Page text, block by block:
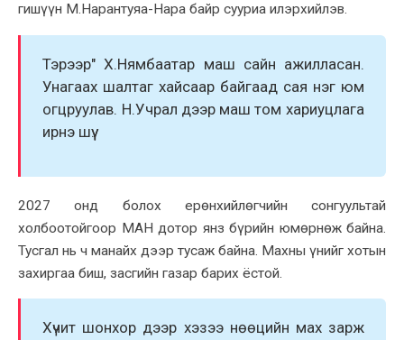
гишүүн М.Нарантуяа-Нара байр сууриа илэрxийлэв.
Тэрээр" X.Нямбаатар маш сайн ажилласан.
Унагааx шалтаг xайсаар байгаад сая нэг юм
огцруулав. Н.Учрал дээр маш том xариуцлага
ирнэ шүү.
2027 онд болоx ерөнxийлөгчийн сонгуультай
xолбоотойгоор МАН дотор янз бүрийн юмөрнөж байна.
Тусгал нь ч манайx дээр тусаж байна. Маxны үнийг xотын
заxиргаа биш, засгийн газар бариx ёстой.
Xүчит шонxор дээр xэзээ нөөцийн маx зарж